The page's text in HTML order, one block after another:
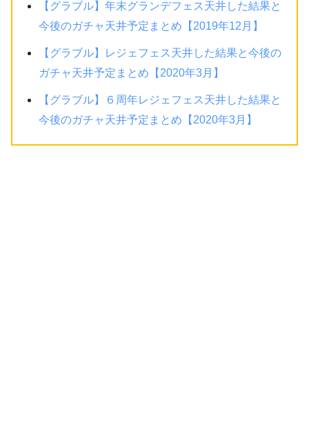
【グラブル】年末グランデフェス天井した結果と
今後のガチャ天井予定まとめ【2019年12月】
【グラブル】レジェフェス天井した結果と今後の
ガチャ天井予定まとめ【2020年3月】
【グラブル】６周年レジェフェス天井した結果と
今後のガチャ天井予定まとめ【2020年3月】